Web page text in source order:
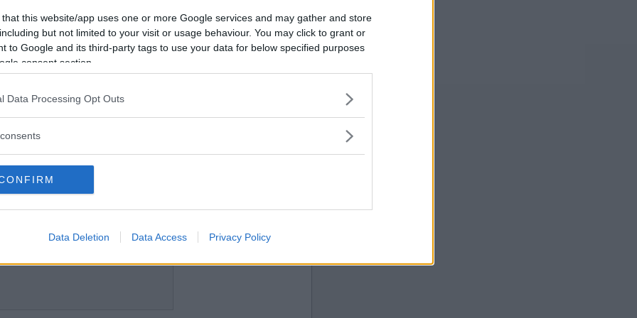
that this website/app uses one or more Google services and may gather and store
but not limited to your visit or usage behaviour. You may click to grant or
to Google and its third-party tags to use your data for below specified purposes
consent section.
Data Processing Opt Outs
Data Deletion Data Access Privacy Policy
som liknats vid Therese Johaug.
en kändis &#128521;&#128513 ;
Vill du bli
medlem?